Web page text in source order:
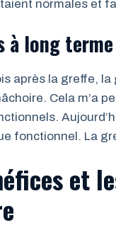
normales et
à long terme
après la greffe,
Cela m’a
fonctionnel. La
et